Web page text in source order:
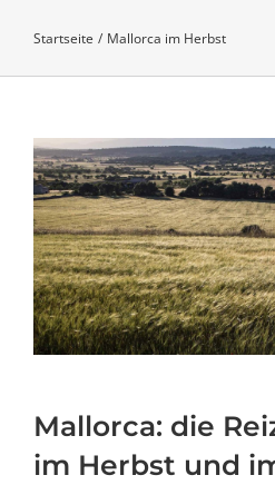
Startseite Mallorca im Herbst
Mallorca: die
im Herbst und